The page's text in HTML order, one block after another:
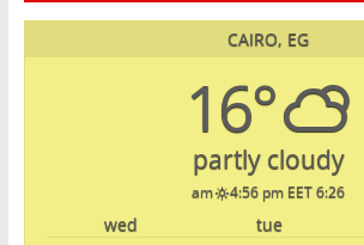
CAIRO, EG
16°
partly cloudy
6:26 am
4:56 pm EET
tue
wed